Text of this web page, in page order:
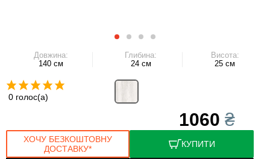
Довжина:
140 см
Глибина:
24 см
Висота:
25 см
0 голос(а)
1060₴
КУПИТИ
ХОЧУ БЕЗКОШТОВНУ
ДОСТАВКУ*